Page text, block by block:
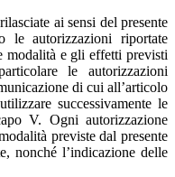
ai sensi del presente
le autorizzazioni riportate
modalità e gli effetti previsti
le autorizzazioni
di cui all’articolo
successivamente le
V. Ogni autorizzazione
previste dal presente
nonché l’indicazione delle